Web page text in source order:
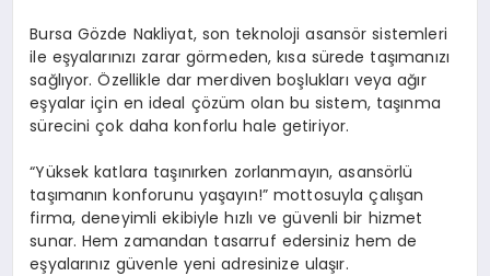
Bursa Gözde Nakliyat, son teknoloji asansör sistemleri
ile eşyalarınızı zarar görmeden, kısa sürede taşımanızı
sağlıyor. Özellikle dar merdiven boşlukları veya ağır
eşyalar için en ideal çözüm olan bu sistem, taşınma
sürecini çok daha konforlu hale getiriyor.
“Yüksek katlara taşınırken zorlanmayın, asansörlü
taşımanın konforunu yaşayın!” mottosuyla çalışan
firma, deneyimli ekibiyle hızlı ve güvenli bir hizmet
sunar. Hem zamandan tasarruf edersiniz hem de
eşyalarınız güvenle yeni adresinize ulaşır.